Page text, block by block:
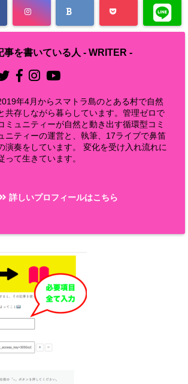
事を書いている人 - WRITER -
年4月からスマトラ島のとある村で自然
共存しながら暮らしています。管理ゼロで
ミュニティーが自然と動き出す循環型コミ
ニティーの運営と、執筆、17ライブで鼻笛
演奏をしています。 変化を受け入れ流れに
って生きています。
詳しいプロフィールはこちら